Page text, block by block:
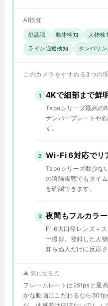
AI検知
顔認識 動体検知 人物検
ライン通過検知
タンパリ
このカメラをすすめる3つの
1 4Kで細部まで鮮
Tapoシリーズ最高の
ナンバープレートや
す。
2 Wi-Fi 6対応でリ
Tapoシリーズ数少な
の遠隔視聴でもタイ
を確認できます。
3 夜間もフルカラ
F1.6大口径レンズ＋
ー撮影。登録した人
知らぬ人だけに反応さ
⚠️ 気になる点
フレームレートは25fpsと最
かな動画にこだわるなら